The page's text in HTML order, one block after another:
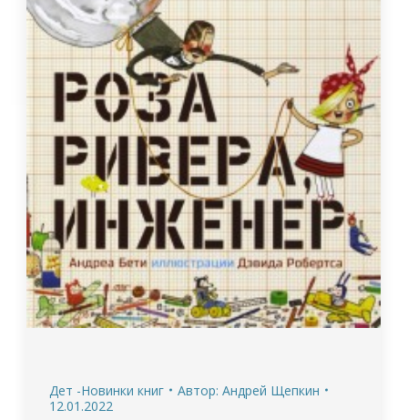
Дет -Новинки книг Автор: Андрей Щепкин
12.01.2022